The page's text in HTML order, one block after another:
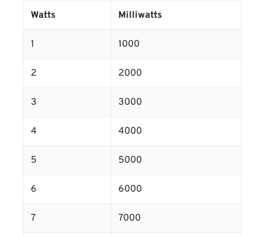
Watts Milliwatts
1 1000
2 2000
3 3000
4 4000
5 5000
6 6000
7 7000